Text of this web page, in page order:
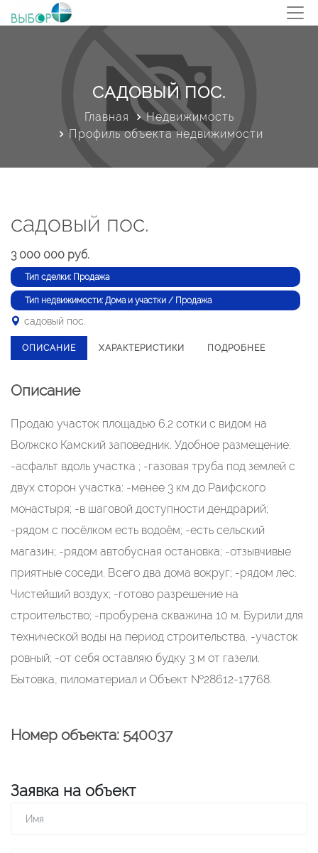
САДОВЫЙ ПОС.
Главная
Недвижимость
Профиль объекта недвижимости
садовый пос.
3 000 000 руб.
Тип сделки: Продажа
Тип недвижимости: Дома и участки / Продажа
садовый пос.
ОПИСАНИЕ ХАРАКТЕРИСТИКИ ПОДРОБНЕЕ
Описание
Продаю участок площадью 6.2 сотки с видом на
Волжско Камский заповедник. Удобное размещение:
-асфальт вдоль участка ; -газовая труба под землей с
двух сторон участка: -менее 3 км до Раифского
монастыря; -в шаговой доступности дендрарий;
-рядом с посёлком есть водоём; -есть сельский
магазин; -рядом автобусная остановка; -отзывчивые
приятные соседи. Всего два дома вокруг; -рядом лес.
Чистейший воздух; -готово разрешение на
строительство; -пробурена скважина 10 м. Бурили для
технической воды на период строительства. -участок
ровный; -от себя оставляю будку 3 м от газели.
Бытовка, пиломатериал и Объект №28612-17768.
Номер объекта: 540037
Заявка на объект